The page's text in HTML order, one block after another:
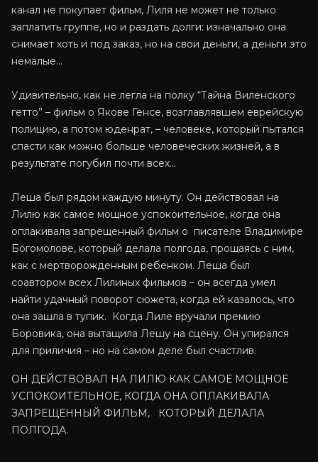
канал не покупает фильм, Лиля не может не только
заплатить группе, но и раздать долги: изначально она
снимает хоть и под заказ, но на свои деньги, а деньги это
немалые…
Удивительно, как не легла на полку “Тайна Виленского
гетто” – фильм о Якове Генсе, возглавлявшем еврейскую
полицию, а потом юденрат, – человеке, который пытался
спасти как можно больше человеческих жизней, а в
результате погубил почти всех…
Леша был рядом каждую минуту. Он действовал на
Лилю как самое мощное успокоительное, когда она
оплакивала запрещенный фильм о писателе Владимире
Богомолове, который делала полгода, прощаясь с ним,
как с мертворожденным ребенком. Леша был
соавтором всех Лилиных фильмов – он всегда умел
найти удачный поворот сюжета, когда ей казалось, что
она зашла в тупик. Когда Лиле вручали премию
Боровика, она вытащила Лешу на сцену. Он упирался
для приличия – но на самом деле был счастлив.
ОН ДЕЙСТВОВАЛ НА ЛИЛЮ КАК САМОЕ МОЩНОЕ
УСПОКОИТЕЛЬНОЕ, КОГДА ОНА ОПЛАКИВАЛА
ЗАПРЕЩЕННЫЙ ФИЛЬМ, КОТОРЫЙ ДЕЛАЛА
ПОЛГОДА.